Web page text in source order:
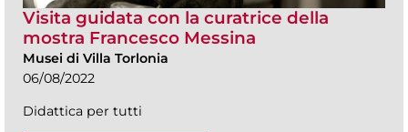
Visita guidata con la curatrice della
mostra Francesco Messina
Musei di Villa Torlonia
06/08/2022
Didattica per tutti